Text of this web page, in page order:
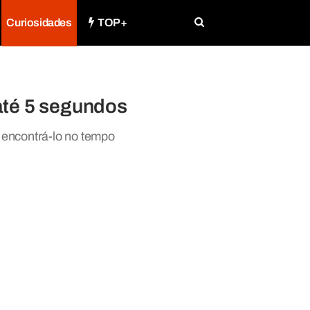
Curiosidades TOP+
5 segundos
lo no tempo